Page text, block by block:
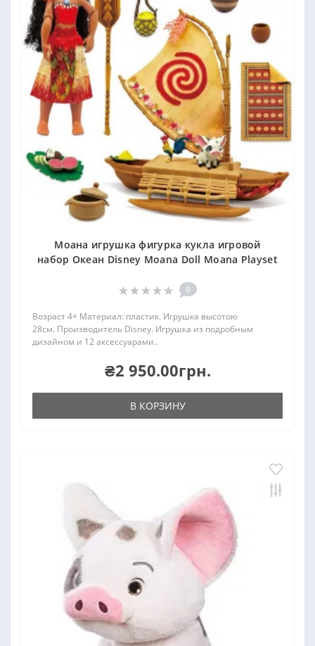
Моана игрушка фигурка кукла игровой
набор Океан Disney Moana Doll Moana Playset
0
Возраст 4+ Материал: пластик. Игрушка высотою
28см. Производитель Disney. Игрушка из подробным
дизайном и 12 аксессуарами..
₴2 950.00грн.
В КОРЗИНУ